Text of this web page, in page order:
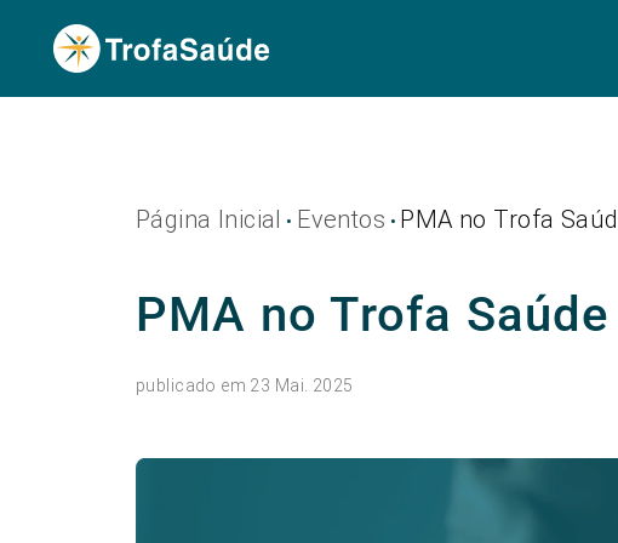
Página Inicial • Eventos • PMA no Trofa
PMA no Trofa Saúde
publicado em 23 Mai. 2025